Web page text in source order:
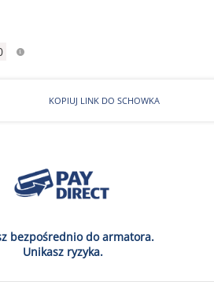
KOPIUJ LINK DO SCHOWKA
bezpośrednio do armatora.
Unikasz ryzyka.